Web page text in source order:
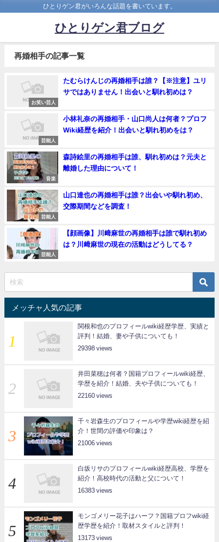
ひとりゲン君がいろんな話題を書いています。
ひとりゲン君ブログ
再婚相手の記事一覧
お笑い芸人
たむらけんじの再婚相手は誰？【※注意】ユリ
サではありません！出会いと馴れ初めは？
芸能人
小林礼奈の再婚相手・山口尚人は何者？プロフ
Wiki経歴を紹介！出会いと馴れ初めをは？
音楽
森詩絵里の再婚相手は誰、馴れ初めは？元夫と
離婚した理由について！
芸能人
山口達也の再婚相手は誰？出会いや馴れ初め、
交際期間などを調査！
芸能人
【顔画像】川﨑麻世の再婚相手は誰で馴れ初め
は？川﨑麻世の現在の活動はどうしてる？
メッチャ人気の記事
関根和也のプロフィールwiki経歴学歴、実績と
評判！結婚、妻や子供についても！
29398
井田菜穂は何者？国籍プロフィールwiki経歴、
学歴を紹介！結婚、夫や子供についても！
22160
千々岩森生のプロフィールや学歴wiki経歴を紹
介！世間の評価や印象は？
21006
白坂リサのプロフィールwiki経歴高校、学歴を
紹介！高校時代の活動と父について！
16383
モンゴメリー花子はハーフ？国籍プロフwiki経
歴学歴を紹介！取材スタイルと評判！
13173